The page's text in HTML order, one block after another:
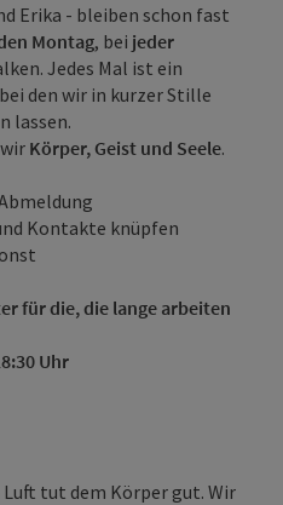
Erika - bleiben schon fast
Montag, bei jeder
Jedes Mal ist ein
den wir in kurzer Stille
lassen.
Körper, Geist und Seele.
Kontakte knüpfen
für die, die lange arbeiten
Uhr
tut dem Körper gut. Wir